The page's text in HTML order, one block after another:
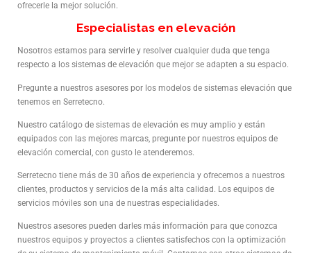
ofrecerle la mejor solución.
Especialistas en elevación
Nosotros estamos para servirle y resolver cualquier duda que tenga
respecto a los sistemas de elevación que mejor se adapten a su espacio.
Pregunte a nuestros asesores por los modelos de sistemas elevación que
tenemos en Serretecno.
Nuestro catálogo de sistemas de elevación es muy amplio y están
equipados con las mejores marcas, pregunte por nuestros equipos de
elevación comercial, con gusto le atenderemos.
Serretecno tiene más de 30 años de experiencia y ofrecemos a nuestros
clientes, productos y servicios de la más alta calidad. Los equipos de
servicios móviles son una de nuestras especialidades.
Nuestros asesores pueden darles más información para que conozca
nuestros equipos y proyectos a clientes satisfechos con la optimización